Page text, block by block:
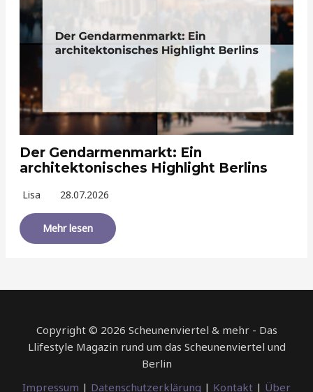
Der Gendarmenmarkt: Ein
architektonisches Highlight Berlins
Lisa 28.07.2026
Mehr lesen
Copyright © 2026 Scheunenviertel & mehr - Das
Llifestyle Magazin rund um das Scheunenviertel und
Berlin
Impressum | Datenschutzerklärung | Kontakt | Über